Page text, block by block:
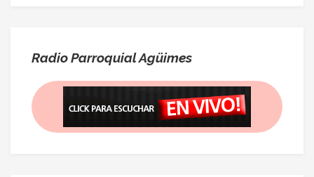
Radio Parroquial Agüimes